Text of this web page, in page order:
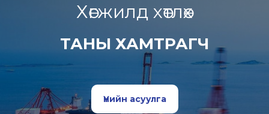
Хөгжилд хөтлөх
ТАНЫ ХАМТРАГЧ
Үнийн асуулга